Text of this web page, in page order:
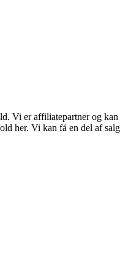
Vi er affiliatepartner og
her. Vi kan få en del af